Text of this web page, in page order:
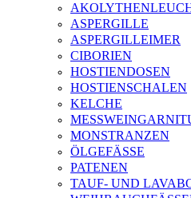
ASPERGILLE
ASPERGILLEIMER
CIBORIEN
HOSTIENDOSEN
HOSTIENSCHALEN
KELCHE
MONSTRANZEN
ÖLGEFÄSSE
PATENEN
TAUF- UND